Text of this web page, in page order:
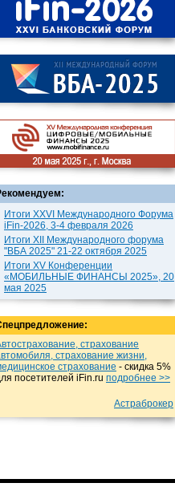
Итоги XXVI Международного Форума
iFin-2026, 3-4 февраля 2026
Итоги XII Международного форума
"ВБА 2025" 21-22 октября 2025
Итоги XV Конференции
«МОБИЛЬНЫЕ ФИНАНСЫ 2025», 20
мая 2025
страхование
страхование жизни,
страхование - cкидка 5%
посетителей iFin.ru подробнеe >>
Астраброкер